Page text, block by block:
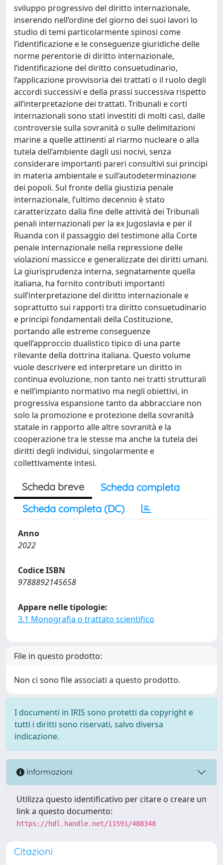
sviluppo progressivo del diritto internazionale,
inserendo nell’ordine del giorno dei suoi lavori lo
studio di temi particolarmente spinosi come
l’identificazione e le conseguenze giuridiche delle
norme perentorie di diritto internazionale,
l’identificazione del diritto consuetudinario,
l’applicazione provvisoria dei trattati o il ruolo degli
accordi successivi e della prassi successiva rispetto
all’interpretazione dei trattati. Tribunali e corti
internazionali sono stati investiti di molti casi, dalle
controversie sulla sovranità o sulle delimitazioni
marine a quelle attinenti al riarmo nucleare o alla
tutela dell’ambiente dagli usi nocivi, senza
considerare importanti pareri consultivi sui principi
in materia ambientale e sull’autodeterminazione
dei popoli. Sul fronte della giustizia penale
internazionale, l’ultimo decennio è stato
caratterizzato dalla fine delle attività dei Tribunali
penali internazionali per la ex Jugoslavia e per il
Ruanda con il passaggio del testimone alla Corte
penale internazionale nella repressione delle
violazioni massicce e generalizzate dei diritti umani.
La giurisprudenza interna, segnatamente quella
italiana, ha fornito contributi importanti
sull’interpretazione del diritto internazionale e
soprattutto sui rapporti tra diritto consuetudinario
e principi fondamentali della Costituzione,
portando alle estreme conseguenze
quell’approccio dualistico tipico di una parte
rilevante della dottrina italiana. Questo volume
vuole descrivere ed interpretare un diritto in
continua evoluzione, non tanto nei tratti strutturali
e nell’impianto normativo ma negli obiettivi, in
progressiva espansione tanto da abbracciare non
solo la promozione e protezione della sovranità
statale in rapporto alle altre sovranità e la
cooperazione tra le stesse ma anche la tutela dei
diritti degli individui, singolarmente e
collettivamente intesi.
Scheda breve
Scheda completa
Scheda completa (DC)
Anno
2022
Codice ISBN
9788892145658
Appare nelle tipologie:
3.1 Monografia o trattato scientifico
File in questo prodotto:
Non ci sono file associati a questo prodotto.
I documenti in IRIS sono protetti da copyright e
tutti i diritti sono riservati, salvo diversa
indicazione.
Informazioni
Utilizza questo identificativo per citare o creare un
link a questo documento:
https://hdl.handle.net/11591/488348
Citazioni